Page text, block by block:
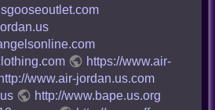
https://www.air-
http://www.air-jordan.us.com
http://www.bape.us.org